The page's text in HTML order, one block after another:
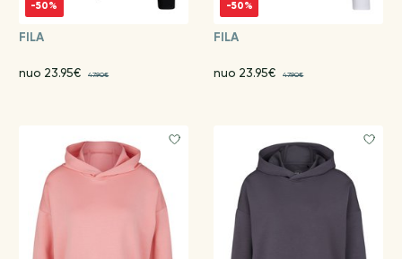
-50%
FILA
nuo 23.95€ 47.90€
-50%
FILA
nuo 23.95€ 47.90€